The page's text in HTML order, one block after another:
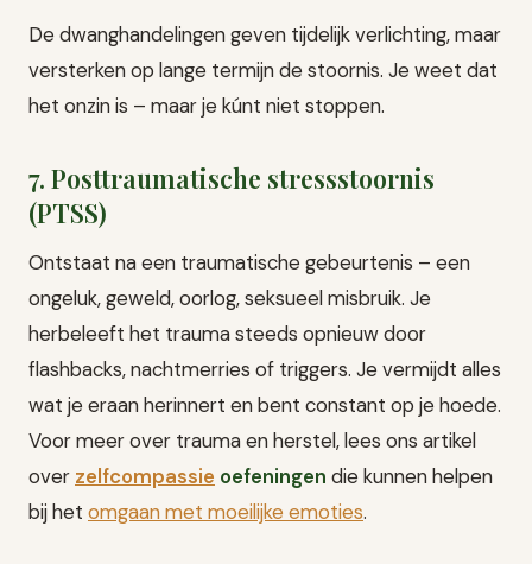
De dwanghandelingen geven tijdelijk verlichting, maar
versterken op lange termijn de stoornis. Je weet dat
het onzin is – maar je kúnt niet stoppen.
7. Posttraumatische stressstoornis
(PTSS)
Ontstaat na een traumatische gebeurtenis – een
ongeluk, geweld, oorlog, seksueel misbruik. Je
herbeleeft het trauma steeds opnieuw door
flashbacks, nachtmerries of triggers. Je vermijdt alles
wat je eraan herinnert en bent constant op je hoede.
Voor meer over trauma en herstel, lees ons artikel
over zelfcompassie oefeningen die kunnen helpen
bij het omgaan met moeilijke emoties.